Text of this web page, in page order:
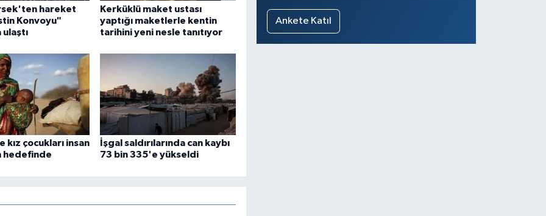
hareket
Konvoyu"
Kerküklü maket ustası
yaptığı maketlerle kentin
tarihini yeni nesle tanıtıyor
kız çocukları insan
hedefinde
İşgal saldırılarında can kaybı
73 bin 335'e yükseldi
Ankete Katıl